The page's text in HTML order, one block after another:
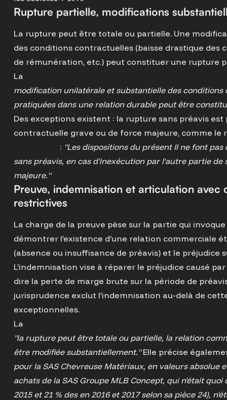
Rupture partielle, modifications
La rupture peut être totale ou partielle. Une
des conditions contractuelles (baisse drastique des
de rémunération, etc.) peut constituer une rupture
La
modification unilatérale et substantielle des
pratiquées dans une relation durable peut être
Des exceptions existent : la rupture sans préavis est
contractuelle grave ou de force majeure, comme le
: "Les dispositions du présent II ne font
sans préavis, en cas d'inexécution par l'autre partie de
majeure."
Preuve, indemnisation et articulation avec
restrictives
La charge de la preuve pèse sur la partie qui
démontrer l’existence d’une relation commerciale
(absence ou insuffisance de préavis) et le préjudice
L’indemnisation vise à réparer le préjudice causé
dire la perte de marge brute sur la période de
jurisprudence exclut l’indemnisation au-delà de
exceptionnelles.
La
"la rupture peut être totale ou partielle, la relation
être modifiée substantiellement."Elle précise
pour la SAS Chevreuse Matériaux, en valeurs absolue
achats de la SAS Groupe MLB Concept, qui n'était
2015 et 21 % des en 2016 et 2017 selon sa pièce 24),